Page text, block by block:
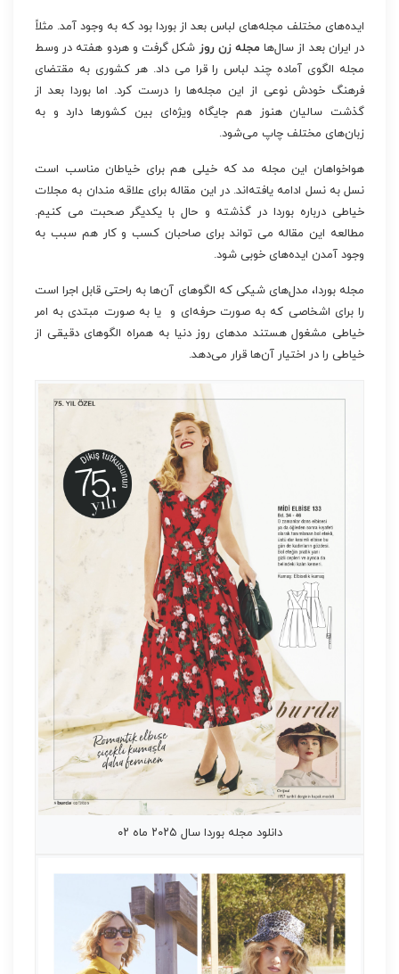
ایده‌های مختلف مجله‌های لباس بعد از بوردا بود که به وجود آمد. مثلاً
در ایران بعد از سال‌ها مجله زن روز شکل گرفت و هردو هفته در وسط
مجله الگوی آماده چند لباس را قرا می داد. هر کشوری به مقتضای
فرهنگ خودش نوعی از این مجله‌ها را درست کرد. اما بوردا بعد از
گذشت سالیان هنوز هم جایگاه ویژه‌ای بین کشورها دارد و به
زبان‌های مختلف چاپ می‌شود.
هواخواهان این مجله مد که خیلی هم برای خیاطان مناسب است
نسل به نسل ادامه یافته‌اند. در این مقاله برای علاقه مندان به مجلات
خیاطی درباره بوردا در گذشته و حال با یکدیگر صحبت می کنیم.
مطالعه این مقاله می تواند برای صاحبان کسب و کار هم سبب به
وجود آمدن ایده‌های خوبی شود.
مجله بوردا، مدل‌های شیکی که الگوهای آن‌ها به راحتی قابل اجرا است
را برای اشخاصی که به‌ صورت حرفه‌ای و یا به صورت مبتدی به امر
خیاطی مشغول هستند مدهای روز دنیا به همراه الگوهای دقیقی از
خیاطی را در اختیار آن‌ها قرار می‌دهد.
دانلود مجله بوردا سال ۲۰۲۵ ماه ۰۲